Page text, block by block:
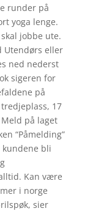
runder på
yoga lenge.
jobbe ute.
Utendørs eller
ned nederst
sigeren for
på
17
på laget
“Påmelding”
bli
Kan være
i norge
sier